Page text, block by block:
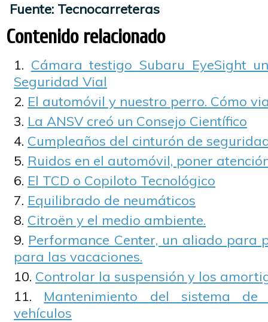
Fuente: Tecnocarreteras
Contenido relacionado
Cámara testigo Subaru EyeSight
Seguridad Vial
El automóvil y nuestro perro. Cómo
La ANSV creó un Consejo Científico
Cumpleaños del cinturón de
Ruidos en el automóvil, poner
El TCD o Copiloto Tecnológico
Equilibrado de neumáticos
Citroën y el medio ambiente.
Performance Center, un aliado para
para las vacaciones.
Controlar la suspensión y los
Mantenimiento del sistema
vehículos